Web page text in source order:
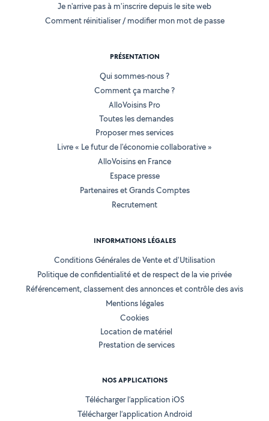
Je n'arrive pas à m'inscrire depuis le site web
Comment réinitialiser / modifier mon mot de passe
PRÉSENTATION
Qui sommes-nous ?
Comment ça marche ?
AlloVoisins Pro
Toutes les demandes
Proposer mes services
Livre « Le futur de l'économie collaborative »
AlloVoisins en France
Espace presse
Partenaires et Grands Comptes
Recrutement
INFORMATIONS LÉGALES
Conditions Générales de Vente et d'Utilisation
Politique de confidentialité et de respect de la vie privée
Référencement, classement des annonces et contrôle des avis
Mentions légales
Cookies
Location de matériel
Prestation de services
NOS APPLICATIONS
Télécharger l’application iOS
Télécharger l’application Android